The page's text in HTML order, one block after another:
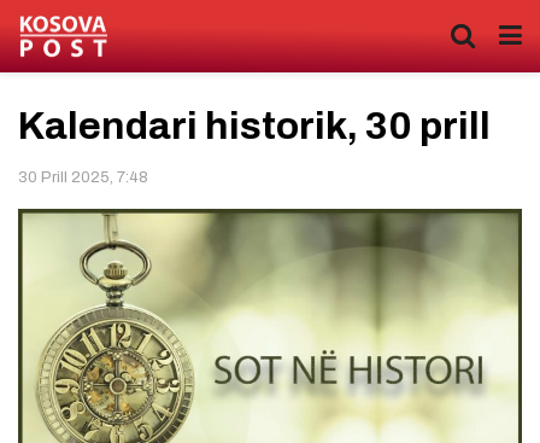
Kalendari historik, 30 prill
30 Prill 2025, 7:48